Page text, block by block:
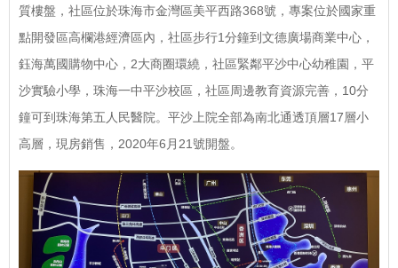
質樓盤，社區位於珠海市金灣區美平西路368號，專案位於國家重
點開發區高欄港經濟區內，社區步行1分鐘到文德廣場商業中心，
鈺海萬國購物中心，2大商圈環繞，社區緊鄰平沙中心幼稚園，平
沙實驗小學，珠海一中平沙校區，社區周邊教育資源完善，10分
鐘可到珠海第五人民醫院。平沙上院全部為南北通透頂層17層小
高層，現房銷售，2020年6月21號開盤。